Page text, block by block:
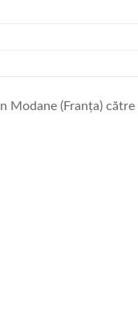
Modane (Franța)